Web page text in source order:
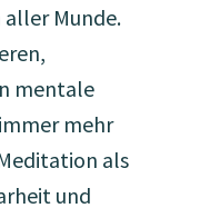
Munde.
mentale
mehr
als
und